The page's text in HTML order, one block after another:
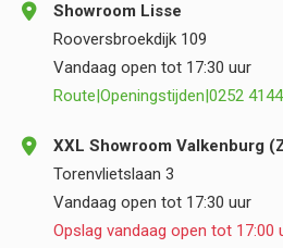
Showroom Lisse
Rooversbroekdijk 109
Vandaag open tot 17:30 uur
Route Openingstijden 0252
XXL Showroom Valkenburg
Torenvlietslaan 3
Vandaag open tot 17:30 uur
Opslag vandaag open tot 17:00